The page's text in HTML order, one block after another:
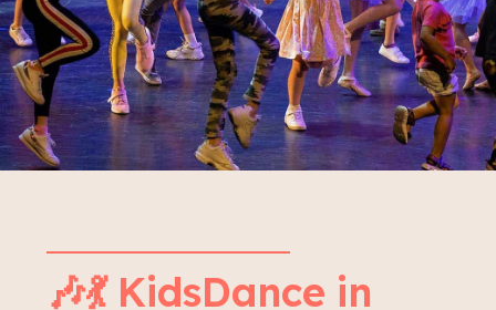
🎶💃 KidsDance in